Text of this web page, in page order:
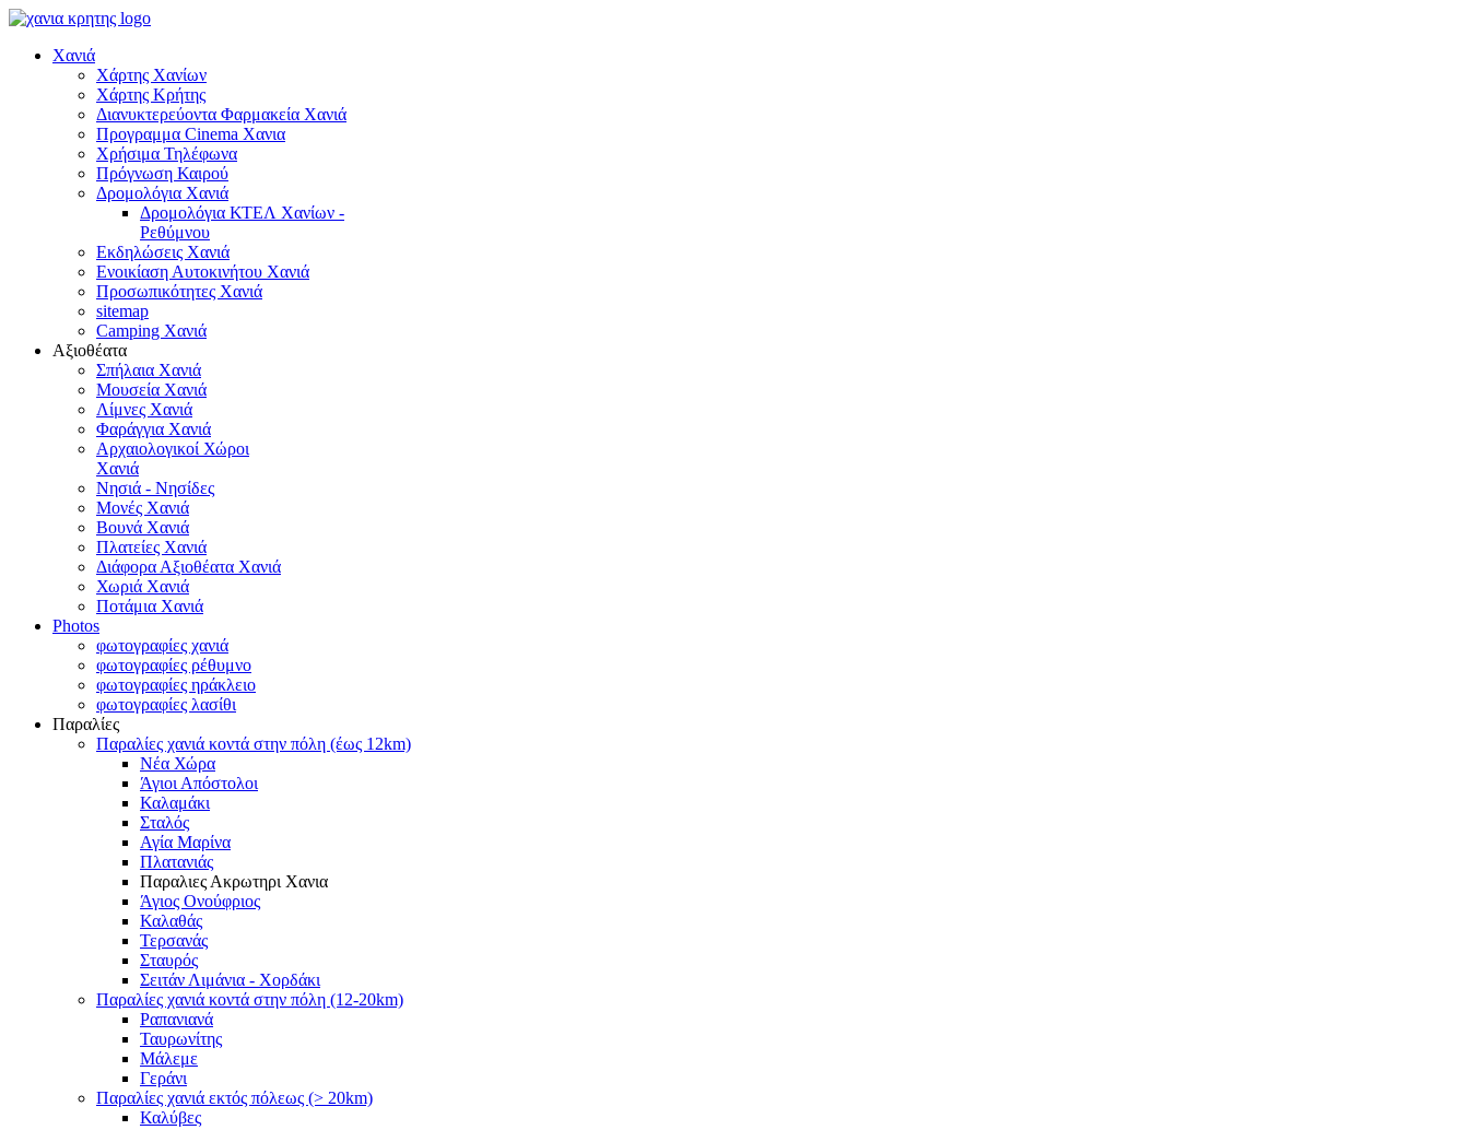
Χανιά
Χάρτης Χανίων
Χάρτης Κρήτης
Διανυκτερεύοντα Φαρμακεία Χανιά
Προγραμμα Cinema Χανια
Χρήσιμα Τηλέφωνα
Πρόγνωση Καιρού
Δρομολόγια Χανιά
Δρομολόγια ΚΤΕΛ Χανίων -
Ρεθύμνου
Εκδηλώσεις Χανιά
Ενοικίαση Αυτοκινήτου Χανιά
Προσωπικότητες Χανιά
sitemap
Camping Χανιά
Αξιοθέατα
Σπήλαια Χανιά
Μουσεία Χανιά
Λίμνες Χανιά
Φαράγγια Χανιά
Αρχαιολογικοί Χώροι
Χανιά
Νησιά - Νησίδες
Μονές Χανιά
Βουνά Χανιά
Πλατείες Χανιά
Διάφορα Αξιοθέατα Χανιά
Χωριά Χανιά
Ποτάμια Χανιά
Photos
φωτογραφίες χανιά
φωτογραφίες ρέθυμνο
φωτογραφίες ηράκλειο
φωτογραφίες λασίθι
Παραλίες
Παραλίες χανιά κοντά στην πόλη (έως 12km)
Νέα Χώρα
Άγιοι Απόστολοι
Καλαμάκι
Σταλός
Αγία Μαρίνα
Πλατανιάς
Παραλιες Ακρωτηρι Χανια
Άγιος Ονούφριος
Καλαθάς
Τερσανάς
Σταυρός
Σειτάν Λιμάνια - Χορδάκι
Παραλίες χανιά κοντά στην πόλη (12-20km)
Ραπανιανά
Ταυρωνίτης
Μάλεμε
Γεράνι
Παραλίες χανιά εκτός πόλεως (> 20km)
Καλύβες